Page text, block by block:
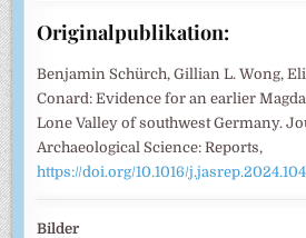
Originalpublikation:
Benjamin Schürch, Gillian L. Wong,
Conard: Evidence for an earlier
Lone Valley of southwest Germany.
Archaeological Science: Reports,
https://doi.org/10.1016/
Bilder